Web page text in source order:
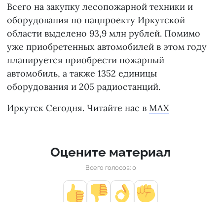
Всего на закупку лесопожарной техники и
оборудования по нацпроекту Иркутской
области выделено 93,9 млн рублей. Помимо
уже приобретенных автомобилей в этом году
планируется приобрести пожарный
автомобиль, а также 1352 единицы
оборудования и 205 радиостанций.
Иркутск Сегодня. Читайте нас в MAX
Оцените материал
Всего голосов: 0